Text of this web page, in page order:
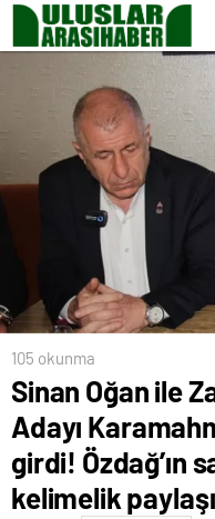
sağ kolunun tek
bomba
105 okunma
Sinan Oğan ile
Adayı
girdi! Özdağ’ın
kelimelik